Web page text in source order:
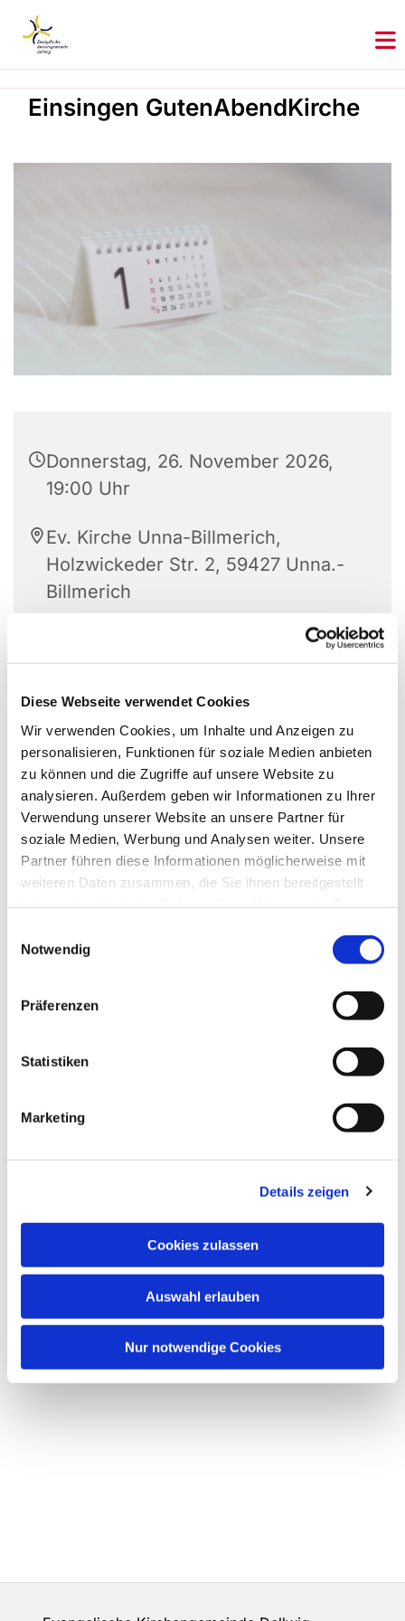
Diese Webseite verwendet Cookies
Wir verwenden Cookies, um Inhalte und Anzeigen zu
personalisieren, Funktionen für soziale Medien anbieten
zu können und die Zugriffe auf unsere Website zu
analysieren. Außerdem geben wir Informationen zu Ihrer
Verwendung unserer Website an unsere Partner für
soziale Medien, Werbung und Analysen weiter. Unsere
Partner führen diese Informationen möglicherweise mit
weiteren Daten zusammen, die Sie ihnen bereitgestellt
Notwendig
Präferenzen
Statistiken
Marketing
Details zeigen
Cookies zulassen
Auswahl erlauben
Nur notwendige Cookies
Einsingen GutenAbendKirche
Donnerstag, 26. November 2026,
19:00 Uhr
Ev. Kirche Unna-Billmerich,
Holzwickeder Str. 2, 59427 Unna.-
Billmerich